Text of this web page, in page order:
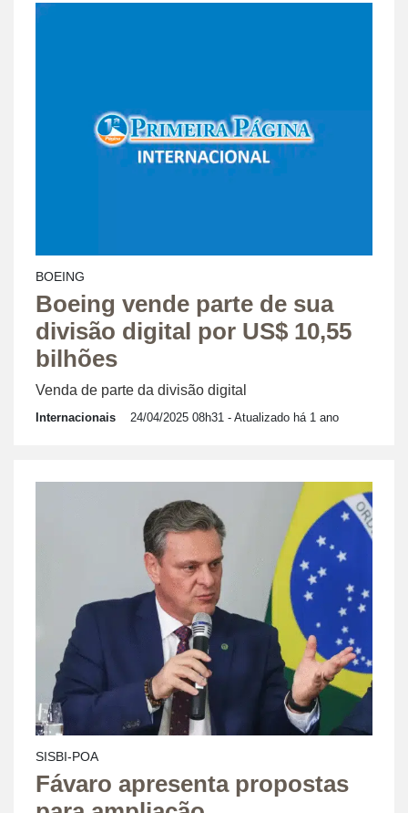
BOEING
Boeing vende parte de sua
divisão digital por US$ 10,55
bilhões
Venda de parte da divisão digital
Internacionais 24/04/2025 08h31 - Atualizado há 1 ano
SISBI-POA
Fávaro apresenta propostas